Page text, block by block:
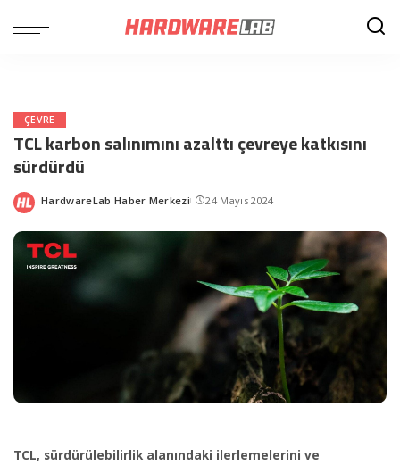
ÇEVRE
TCL karbon salınımını azalttı çevreye katkısını
sürdürdü
Posted
HardwareLab Haber Merkezi 24 Mayıs 2024
TCL, sürdürülebilirlik alanındaki ilerlemelerini ve